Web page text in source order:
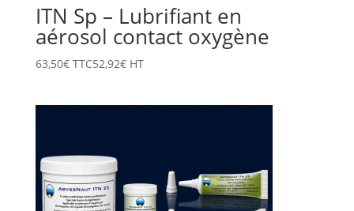
ITN Sp – Lubrifiant en
aérosol contact oxygène
63,50€TTC52,92€HT